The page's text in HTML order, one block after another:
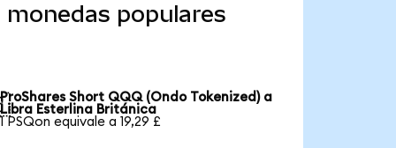
monedas populares
ProShares Short QQQ (Ondo Tokenized) a
Libra Esterlina Británica
1 PSQon equivale a 19,29 £